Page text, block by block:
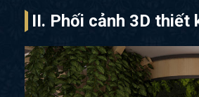
II. Phối cảnh 3D thiết